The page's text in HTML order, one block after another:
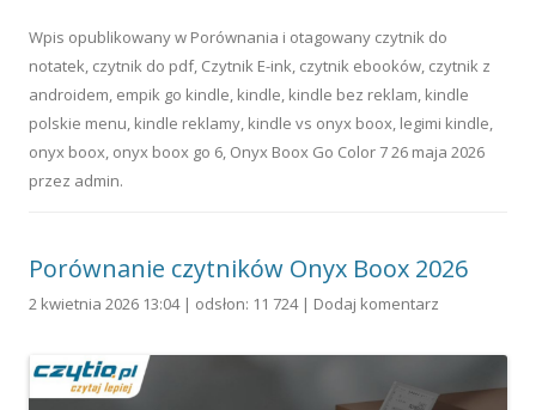
Wpis opublikowany w Porównania i otagowany czytnik do
notatek, czytnik do pdf, Czytnik E-ink, czytnik ebooków, czytnik z
androidem, empik go kindle, kindle, kindle bez reklam, kindle
polskie menu, kindle reklamy, kindle vs onyx boox, legimi kindle,
onyx boox, onyx boox go 6, Onyx Boox Go Color 726 maja 2026
przez admin.
Porównanie czytników Onyx Boox 2026
2 kwietnia 2026 13:04 | odsłon: 11 724 | Dodaj komentarz